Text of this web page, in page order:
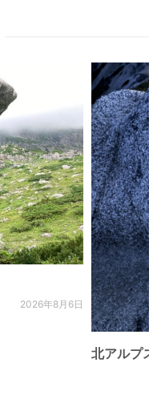
2026年8月6日
北アルプ